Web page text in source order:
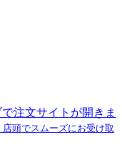
で注文サイトが開きま
頭でスムーズにお受け取